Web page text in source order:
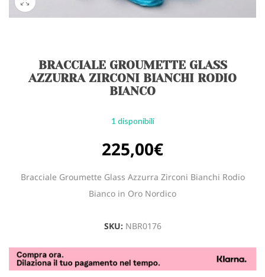
BRACCIALE GROUMETTE GLASS
AZZURRA ZIRCONI BIANCHI RODIO
BIANCO
1 disponibili
225,00€
Bracciale Groumette Glass Azzurra Zirconi Bianchi Rodio
Bianco in Oro Nordico
SKU: NBR0176